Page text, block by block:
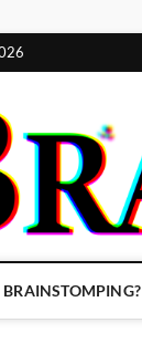
BRAINSTOMPING?